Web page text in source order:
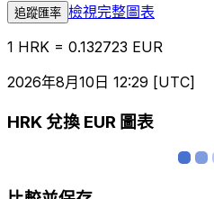
追蹤匯率 檢視完整圖表
1 HRK = 0.132723 EUR
2026年8月10日 12:29 [UTC]
HRK 兌換 EUR 圖表